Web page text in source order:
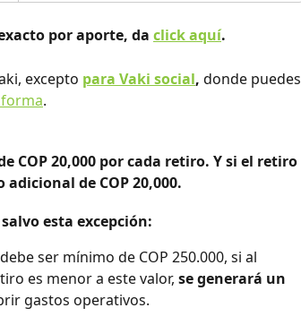
por aporte, da click aquí.
excepto para Vaki social, donde puedes
.
COP 20,000 por cada retiro. Y si el retiro
de COP 20,000.
esta excepción:
ser mínimo de COP 250.000, si al
es menor a este valor, se generará un
gastos operativos.